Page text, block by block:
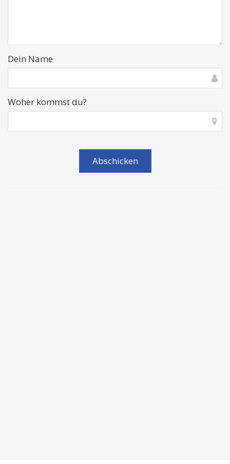
Dein Name
Woher kommst du?